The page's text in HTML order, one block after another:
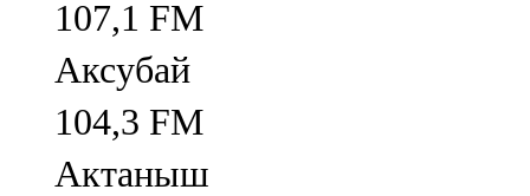
107,1 FM
Аксубай
104,3 FM
Актаныш